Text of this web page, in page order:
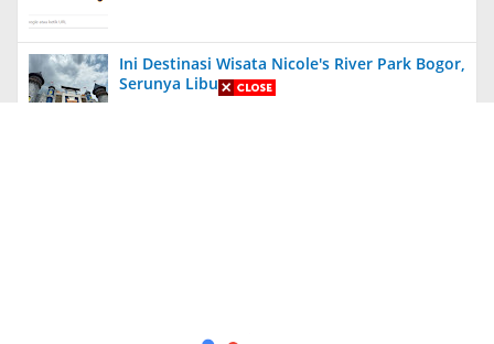
Ini Destinasi Wisata Nicole's River Park Bogor,
Serunya Liburan